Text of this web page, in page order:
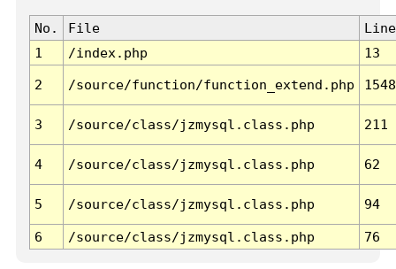
No. File
Line
1
/index.php 13
2 /source/function/function_extend.php 1548
3 /source/class/jzmysql.class.php 211
4 /source/class/jzmysql.class.php 62
5 /source/class/jzmysql.class.php 94
6 /source/class/jzmysql.class.php 76